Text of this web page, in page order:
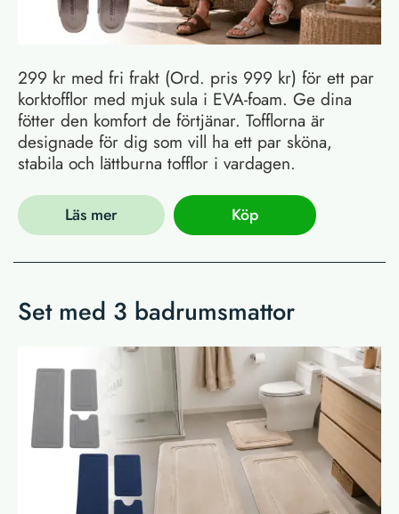
299 kr med fri frakt (Ord. pris 999 kr) för ett par
korktofflor med mjuk sula i EVA-foam. Ge dina
fötter den komfort de förtjänar. Tofflorna är
designade för dig som vill ha ett par sköna,
stabila och lättburna tofflor i vardagen.
Läs mer Köp
Set med 3 badrumsmattor